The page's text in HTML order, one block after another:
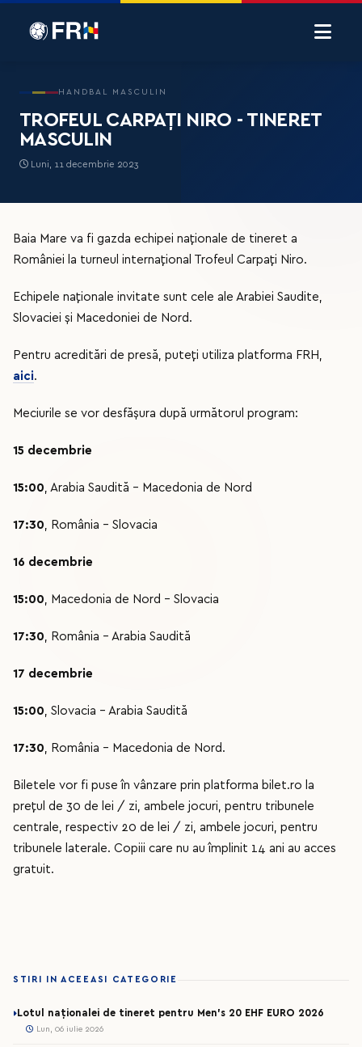
HANDBAL MASCULIN
TROFEUL CARPAȚI NIRO - TINERET
MASCULIN
Luni, 11 decembrie 2023
Baia Mare va fi gazda echipei naționale de tineret a
României la turneul internațional Trofeul Carpați Niro.
Echipele naționale invitate sunt cele ale Arabiei Saudite,
Slovaciei și Macedoniei de Nord.
Pentru acreditări de presă, puteți utiliza platforma FRH,
aici.
Meciurile se vor desfășura după următorul program:
15 decembrie
15:00, Arabia Saudită - Macedonia de Nord
17:30, România - Slovacia
16 decembrie
15:00, Macedonia de Nord - Slovacia
17:30, România - Arabia Saudită
17 decembrie
15:00, Slovacia - Arabia Saudită
17:30, România - Macedonia de Nord.
Biletele vor fi puse în vânzare prin platforma bilet.ro la
prețul de 30 de lei / zi, ambele jocuri, pentru tribunele
centrale, respectiv 20 de lei / zi, ambele jocuri, pentru
tribunele laterale. Copiii care nu au împlinit 14 ani au acces
gratuit.
STIRI IN ACEEASI CATEGORIE
Lotul naționalei de tineret pentru Men’s 20 EHF EURO 2026
Lun, 06 iulie 2026